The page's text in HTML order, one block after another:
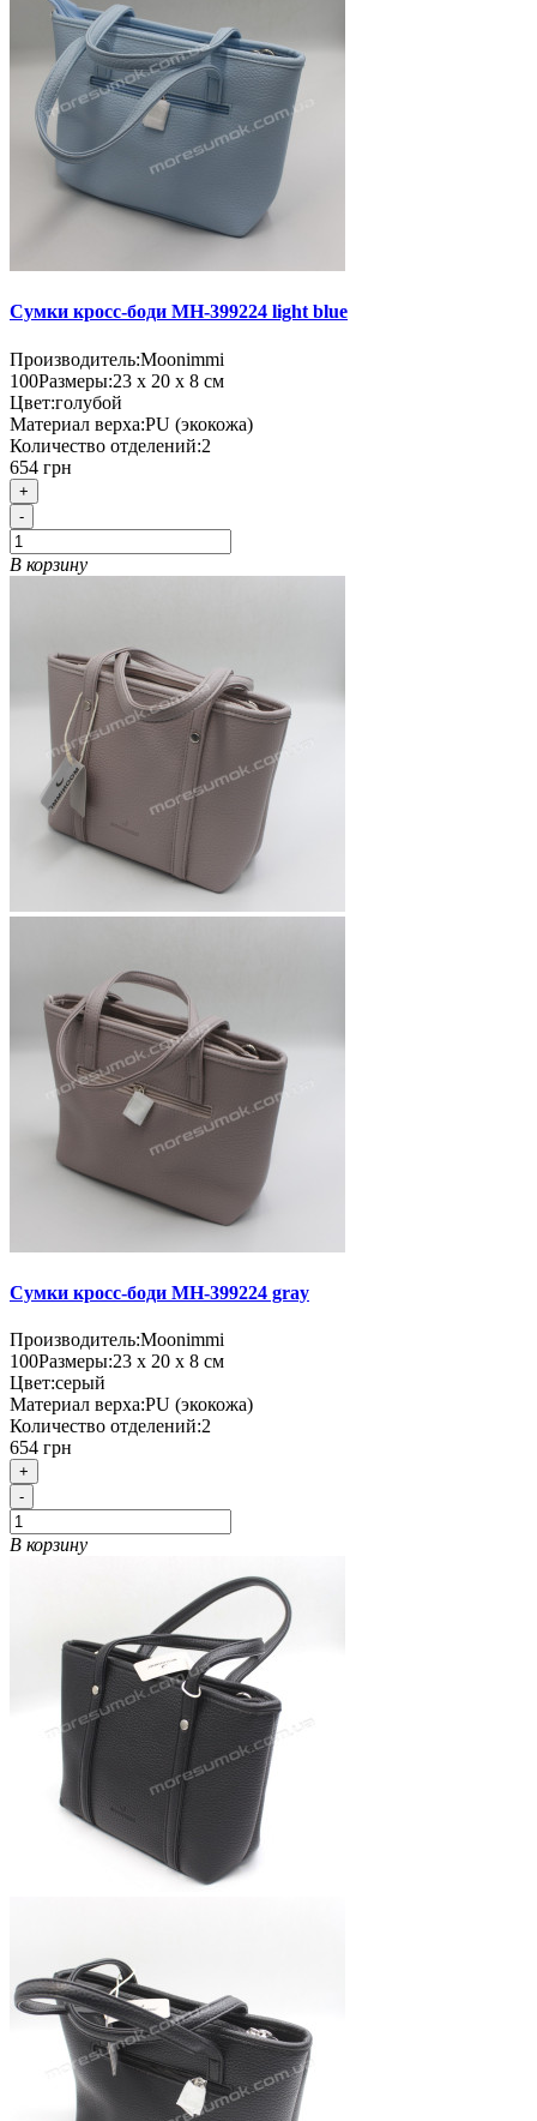
Сумки кросс-боди MH-399224 light blue
Производитель:Moonimmi
100Размеры:23 х 20 х 8 см
Цвет:голубой
Материал верха:PU (экокожа)
Количество отделений:2
654 грн
+
-
В корзину
Сумки кросс-боди MH-399224 gray
Производитель:Moonimmi
100Размеры:23 х 20 х 8 см
Цвет:серый
Материал верха:PU (экокожа)
Количество отделений:2
654 грн
+
-
В корзину